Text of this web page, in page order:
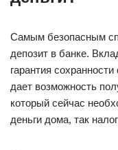
Самым безопасным
депозит в банке.
гарантия
дает возможность
который сейчас
деньги дома, так